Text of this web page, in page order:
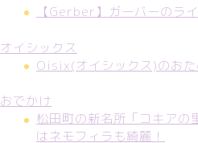
【Gerber】ガーバーのラ
オイシックス
Oisix(オイシックス)のおた
おでかけ
松田町の新名所「コキアの
はネモフィラも綺麗！